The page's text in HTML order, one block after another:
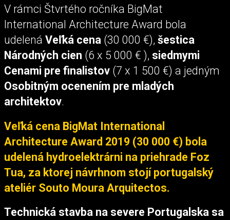
V rámci Štvrtého ročníka BigMat
International Architecture Award bola
udelená Veľká cena (30 000 €), šestica
Národných cien (6 x 5 000 € ), siedmymi
Cenami pre finalistov (7 x 1 500 €) a jedným
Osobitným ocenením pre mladých
architektov.
Veľká cena BigMat International
Architecture Award 2019 (30 000 €) bola
udelená hydroelektrárni na priehrade Foz
Tua, za ktorej návrhnom stojí portugalský
ateliér Souto Moura Arquitectos.
Technická stavba na severe Portugalska sa